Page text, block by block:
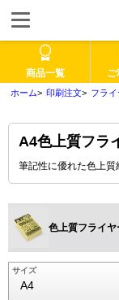
商品一覧 ご
印刷注文 フラ
A4色上質フラ
筆記性に優れた色上質
色上質フライヤ
サイズ
A4